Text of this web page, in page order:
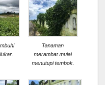
Tanaman
merambat mulai
menutupi tembok.